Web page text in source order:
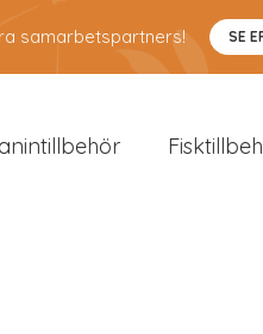
samarbetspartners! SE